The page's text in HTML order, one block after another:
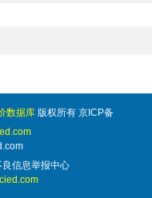
数据库版权所有 京ICP备
良信息举报中心